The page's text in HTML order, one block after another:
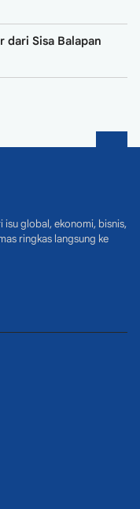
dari Sisa Balapan
global, ekonomi, bisnis,
ringkas langsung ke